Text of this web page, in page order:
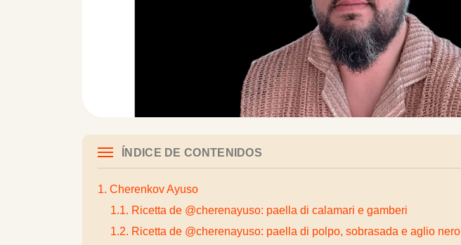
ÍNDICE DE CONTENIDOS
1. Cherenkov Ayuso
1.1. Ricetta de @cherenayuso: paella di calamari e gamberi
1.2. Ricetta de @cherenayuso: paella di polpo, sobrasada e aglio nero